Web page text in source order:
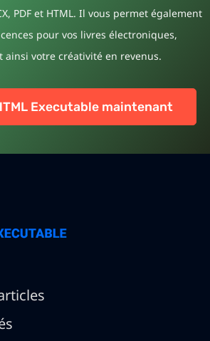
PDF et HTML. Il vous permet également
pour vos livres électroniques,
ainsi votre créativité en revenus.
Executable maintenant